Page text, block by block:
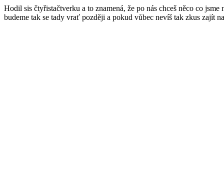
Hodil sis čtyřistačtverku a to znamená, že po nás chceš něco co
budeme tak se tady vrať později a pokud vůbec nevíš tak zkus zajít